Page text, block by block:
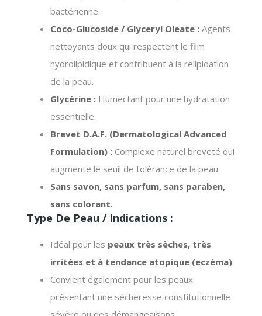
bactérienne.
Coco-Glucoside / Glyceryl Oleate : Agents
nettoyants doux qui respectent le film
hydrolipidique et contribuent à la relipidation
de la peau.
Glycérine : Humectant pour une hydratation
essentielle.
Brevet D.A.F. (Dermatological Advanced
Formulation) : Complexe naturel breveté qui
augmente le seuil de tolérance de la peau.
Sans savon, sans parfum, sans paraben,
sans colorant.
Type De Peau / Indications :
Idéal pour les peaux très sèches, très
irritées et à tendance atopique (eczéma).
Convient également pour les peaux
présentant une sécheresse constitutionnelle